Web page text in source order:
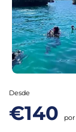
Desde
€140 por